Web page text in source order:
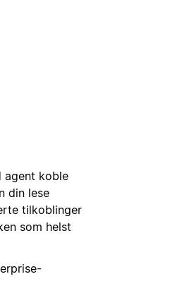
agent koble
din lese
tilkoblinger
som helst